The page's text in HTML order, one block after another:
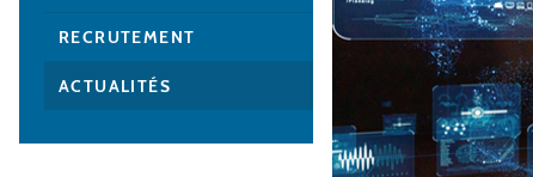
RECRUTEMENT
ACTUALITÉS